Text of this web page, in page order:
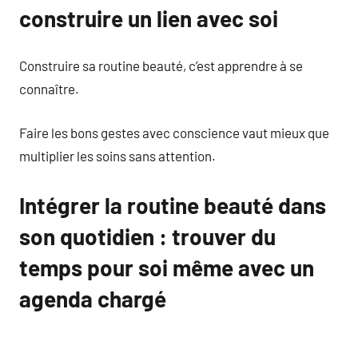
construire un lien avec soi
Construire sa routine beauté, c’est apprendre à se
connaître.
Faire les bons gestes avec conscience vaut mieux que
multiplier les soins sans attention.
Intégrer la routine beauté dans
son quotidien : trouver du
temps pour soi même avec un
agenda chargé